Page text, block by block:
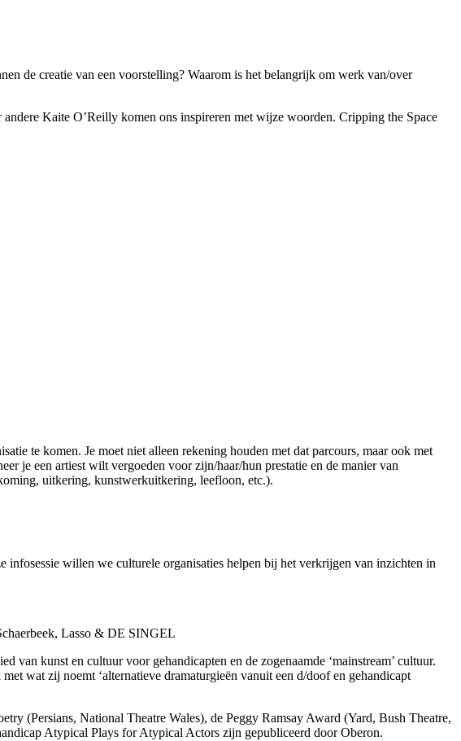
de creatie van een voorstelling? Waarom is het belangrijk om werk van/over
Kaite O’Reilly komen ons inspireren met wijze woorden. Cripping the Space
te komen. Je moet niet alleen rekening houden met dat parcours, maar ook met
je een artiest wilt vergoeden voor zijn/haar/hun prestatie en de manier van
uitkering, kunstwerkuitkering, leefloon, etc.).
willen we culturele organisaties helpen bij het verkrijgen van inzichten in
Lasso & DE SINGEL
kunst en cultuur voor gehandicapten en de zogenaamde ‘mainstream’ cultuur.
wat zij noemt ‘alternatieve dramaturgieën vanuit een d/doof en gehandicapt
(Persians, National Theatre Wales), de Peggy Ramsay Award (Yard, Bush Theatre,
Atypical Plays for Atypical Actors zijn gepubliceerd door Oberon.